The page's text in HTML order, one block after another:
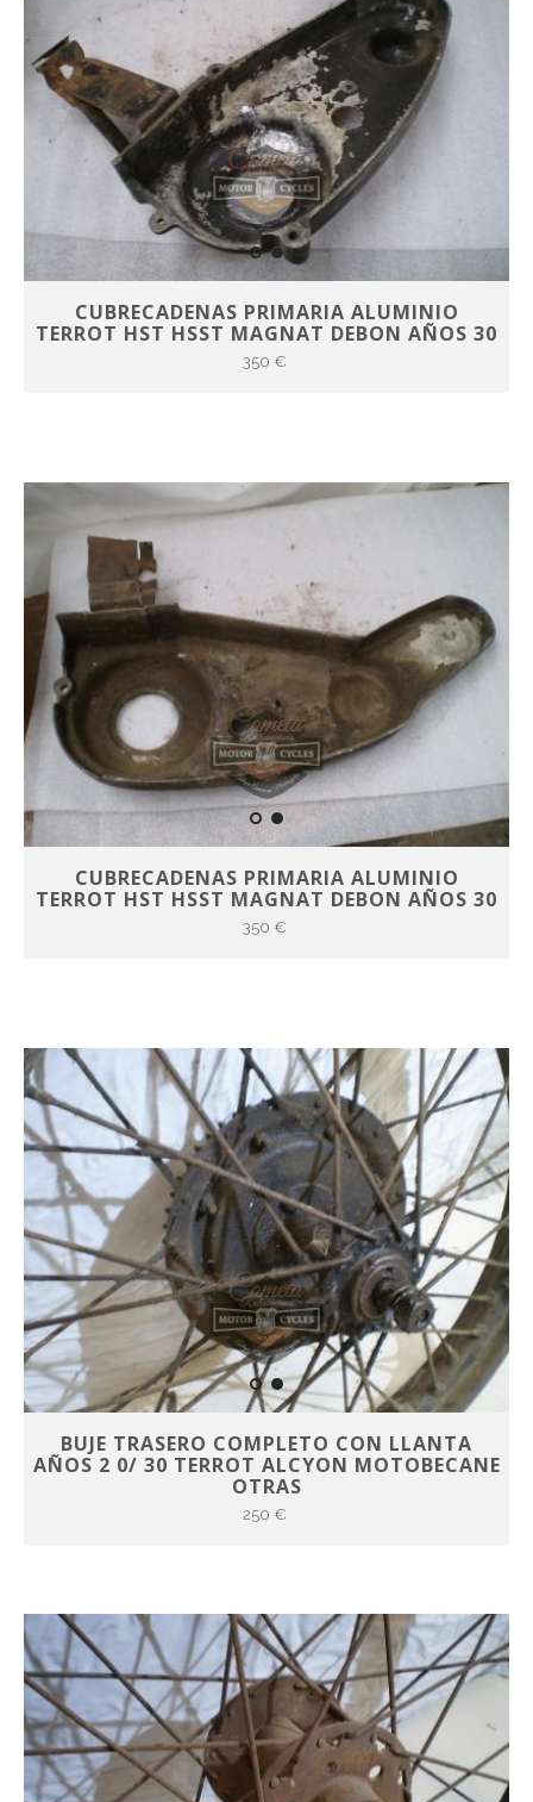
CUBRECADENAS PRIMARIA ALUMINIO
TERROT HST HSST MAGNAT DEBON AÑOS 30
350 €
CUBRECADENAS PRIMARIA ALUMINIO
TERROT HST HSST MAGNAT DEBON AÑOS 30
350 €
BUJE TRASERO COMPLETO CON LLANTA
AÑOS 2 0/ 30 TERROT ALCYON MOTOBECANE
OTRAS
250 €